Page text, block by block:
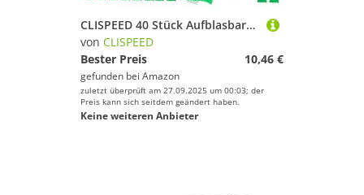
CLISPEED 40 Stück Aufblasbare Cheerleading Sticks aus PE Langlebige Lärmmacher für Sportveranstaltungen und Partys Leicht Tragbar Grün als für Festivals
von CLISPEED
Bester Preis
10,46 €
gefunden bei Amazon
zuletzt überprüft am 27.09.2025 um 00:03; der
Preis kann sich seitdem geändert haben.
Keine weiteren Anbieter